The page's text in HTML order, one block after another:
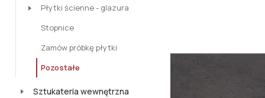
Płytki ścienne - glazura
Stopnice
Zamów próbkę płytki
Pozostałe
Sztukateria wewnętrzna